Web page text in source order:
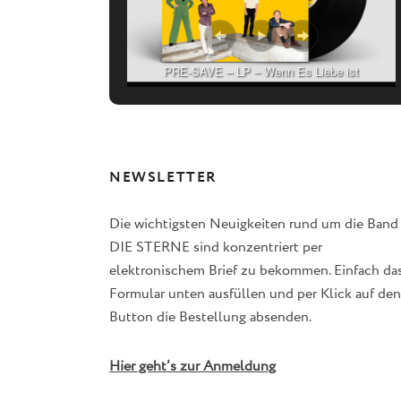
PRE-SAVE – LP – Wenn Es Liebe ist
NEWSLETTER
Die wichtigsten Neuigkeiten rund um die Band
DIE STERNE sind konzentriert per
elektronischem Brief zu bekommen. Einfach
Formular unten ausfüllen und per Klick auf den
Button die Bestellung absenden.
Hier geht’s zur Anmeldung